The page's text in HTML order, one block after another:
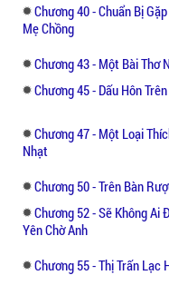
“Bà xã, khuya
Một tên con trai
Cô gái nhìn mắt
đầu giường, nằm
Trong bóng tối,
cô, thăm dò vào
xoa xoa da thịt
bị bắt được.
“Anh làm gì?”
Chương 40 - Chuẩn Bị
Mẹ Chồng
Chương 43 - Một Bài Thơ
Chương 45 - Dấu Hôn
Chương 47 - Một Loại
Nhạt
Chương 50 - Trên Bàn
Chương 52 - Sẽ Không Ai
Yên Chờ Anh
Chương 55 - Thị Trấn Lạc